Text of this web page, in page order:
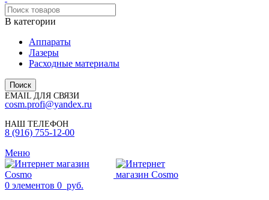
В категории
Аппараты
Лазеры
Расходные материалы
Поиск
EMAIL ДЛЯ СВЯЗИ
cosm.profi@yandex.ru
НАШ ТЕЛЕФОН
8 (916) 755-12-00
Меню
0 элементов 0 руб.